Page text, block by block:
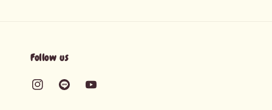
Follow us